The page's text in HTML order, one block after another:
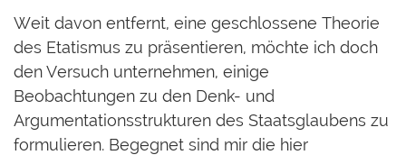
Weit davon entfernt, eine geschlossene Theorie
des Etatismus zu präsentieren, möchte ich doch
den Versuch unternehmen, einige
Beobachtungen zu den Denk- und
Argumentationsstrukturen des Staatsglaubens zu
formulieren. Begegnet sind mir die hier